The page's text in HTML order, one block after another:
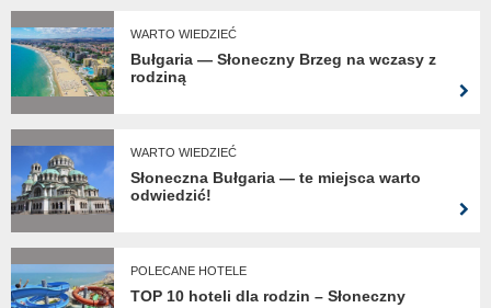
WARTO WIEDZIEĆ
Bułgaria — Słoneczny Brzeg na wczasy z
rodziną
WARTO WIEDZIEĆ
Słoneczna Bułgaria — te miejsca warto
odwiedzić!
POLECANE HOTELE
TOP 10 hoteli dla rodzin – Słoneczny